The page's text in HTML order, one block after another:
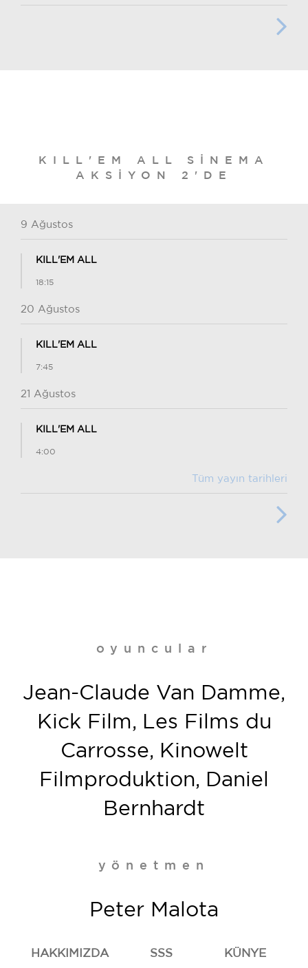
KILL'EM ALL SINEMA
AKSIYON 2'DE
9 Ağustos
KILL'EM ALL
18:15
20 Ağustos
KILL'EM ALL
7:45
21 Ağustos
KILL'EM ALL
4:00
Tüm yayın tarihleri
oyuncular
Jean-Claude Van Damme,
Kick Film, Les Films du
Carrosse, Kinowelt
Filmproduktion, Daniel
Bernhardt
yönetmen
Peter Malota
HAKKIMIZDA SSS KÜNYE